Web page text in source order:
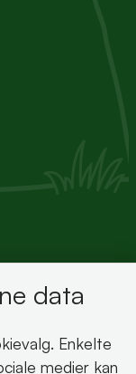
data
Enkelte
medier kan